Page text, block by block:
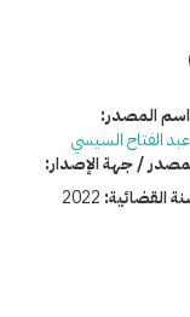
القضائية: 2022
اسم المصدر:
عبد الفتاح السيسي
/ جهة الإصدار: